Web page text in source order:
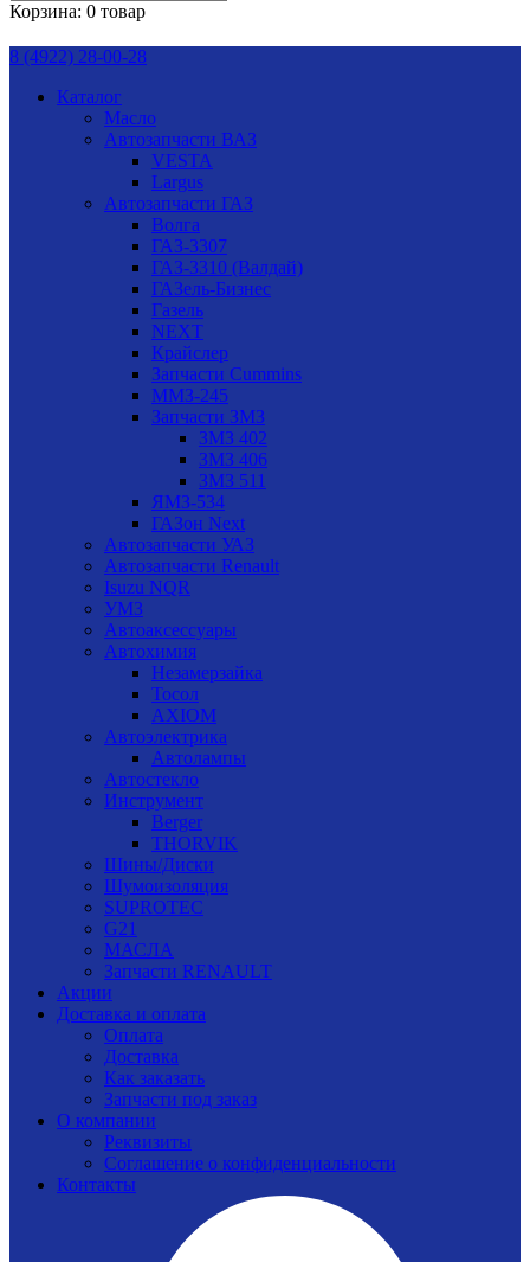
Корзина: 0 товар
8 (4922) 28-00-28
Каталог
Масло
Автозапчасти ВАЗ
VESTA
Largus
Автозапчасти ГАЗ
Волга
ГАЗ-3307
ГАЗ-3310 (Валдай)
ГАЗель-Бизнес
Газель
NEXT
Крайслер
Запчасти Cummins
ММЗ-245
Запчасти ЗМЗ
ЗМЗ 402
ЗМЗ 406
ЗМЗ 511
ЯМЗ-534
ГАЗон Next
Автозапчасти УАЗ
Автозапчасти Renault
Isuzu NQR
УМЗ
Автоаксессуары
Автохимия
Незамерзайка
Тосол
AXIOM
Автоэлектрика
Автолампы
Автостекло
Инструмент
Berger
THORVIK
Шины/Диски
Шумоизоляция
SUPROTEC
G21
МАСЛА
Запчасти RENAULT
Акции
Доставка и оплата
Оплата
Доставка
Как заказать
Запчасти под заказ
О компании
Реквизиты
Соглашение о конфиденциальности
Контакты